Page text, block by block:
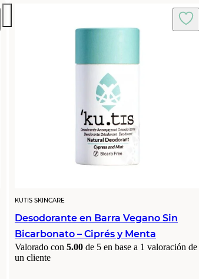
KUTIS SKINCARE
Desodorante en Barra Vegano Sin
Bicarbonato – Ciprés y Menta
Valorado con 5.00 de 5 en base a 1 valoración de
un cliente